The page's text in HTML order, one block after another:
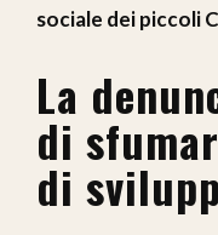
sociale dei piccoli
La
di
di